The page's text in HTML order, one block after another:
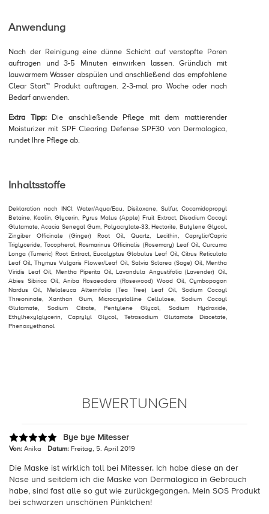
Anwendung
Nach der Reinigung eine dünne Schicht auf verstopfte Poren
auftragen und 3-5 Minuten einwirken lassen. Gründlich mit
lauwarmem Wasser abspülen und anschließend das empfohlene
Clear Start™ Produkt auftragen. 2-3-mal pro Woche oder nach
Bedarf anwenden.
Extra Tipp: Die anschließende Pflege mit dem mattierender
Moisturizer mit SPF Clearing Defense SPF30 von Dermalogica,
rundet Ihre Pflege ab.
Inhaltsstoffe
Deklaration nach INCI: Water/Aqua/Eau, Disiloxane, Sulfur, Cocamidopropyl
Betaine, Kaolin, Glycerin, Pyrus Malus (Apple) Fruit Extract, Disodium Cocoyl
Glutamate, Acacia Senegal Gum, Polyacrylate-33, Hectorite, Butylene Glycol,
Zingiber Officinale (Ginger) Root Oil, Quartz, Lecithin, Caprylic/Capric
Triglyceride, Tocopherol, Rosmarinus Officinalis (Rosemary) Leaf Oil, Curcuma
Longa (Tumeric) Root Extract, Eucalyptus Globulus Leaf Oil, Citrus Reticulata
Leaf Oil, Thymus Vulgaris Flower/Leaf Oil, Salvia Sclarea (Sage) Oil, Mentha
Viridis Leaf Oil, Mentha Piperita Oil, Lavandula Angustifolia (Lavender) Oil,
Abies Sibirica Oil, Aniba Rosaeodora (Rosewood) Wood Oil, Cymbopogon
Nardus Oil, Melaleuca Alternifolia (Tea Tree) Leaf Oil, Sodium Cocoyl
Threoninate, Xanthan Gum, Microcrystalline Cellulose, Sodium Cocoyl
Glutamate, Sodium Citrate, Pentylene Glycol, Sodium Hydroxide,
Ethylhexylglycerin, Caprylyl Glycol, Tetrasodium Glutamate Diacetate,
Phenoxyethanol
BEWERTUNGEN
Bye bye Mitesser
Von: Anika Datum: Freitag, 5. April 2019
Die Maske ist wirklich toll bei Mitesser. Ich habe diese an der
Nase und seitdem ich die Maske von Dermalogica in Gebrauch
habe, sind fast alle so gut wie zurückgegangen. Mein SOS Produkt
bei schwarzen unschönen Pünktchen!